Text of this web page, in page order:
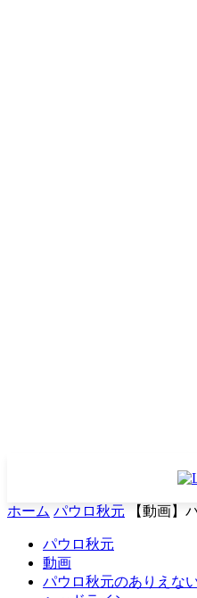
ホーム パウロ秋元 【動画】
パウロ秋元
動画
パウロ秋元のありえな